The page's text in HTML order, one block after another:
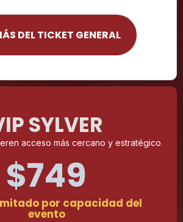
DEL TICKET GENERAL
SYLVER
acceso más cercano y estratégico
$749
por capacidad del
evento